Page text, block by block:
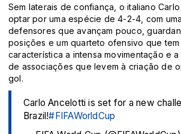
Sem laterais de confiança, o italiano
optar por uma espécie de 4-2-4, com
defensores que avançam pouco,
posições e um quarteto ofensivo que tem
característica a intensa movimentação e
de associações que levem à criação de
gol.
Carlo Ancelotti is set for a new
Brazil!#FIFAWorldCup